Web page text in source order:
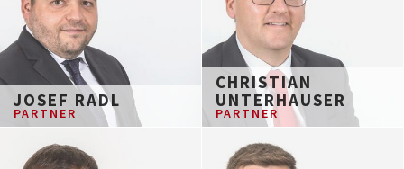
JOSEF RADL
PARTNER
CHRISTIAN
UNTERHAUSER
PARTNER